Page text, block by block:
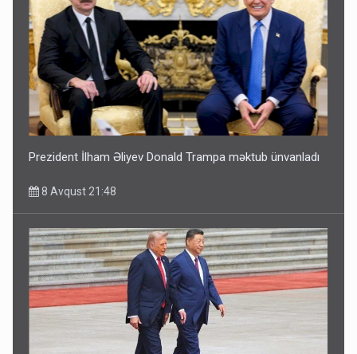
Prezident İlham Əliyev Donald Trampa məktub ünvanladı
8 Avqust 21:48